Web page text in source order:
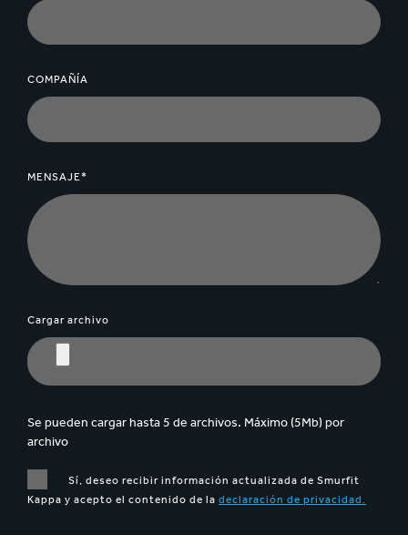
COMPAÑÍA
MENSAJE*
Cargar archivo
Se pueden cargar hasta 5 de archivos. Máximo (5Mb) por
archivo
Sí, deseo recibir información actualizada de Smurfit
Kappa y acepto el contenido de la declaración de privacidad.